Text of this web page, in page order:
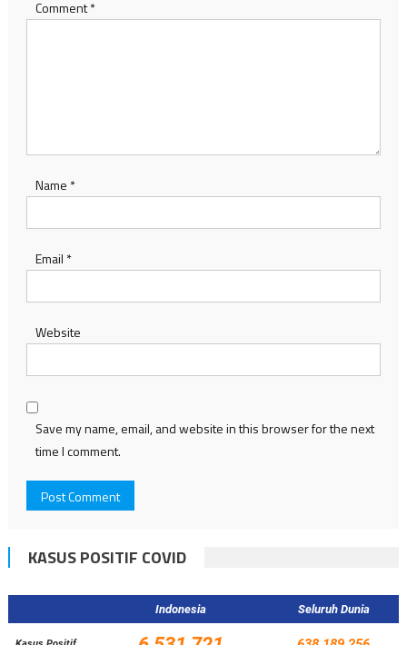
Comment*
Name *
Email *
Website
Save my name, email, and website in this browser for the next
time I comment.
KASUS POSITIF COVID